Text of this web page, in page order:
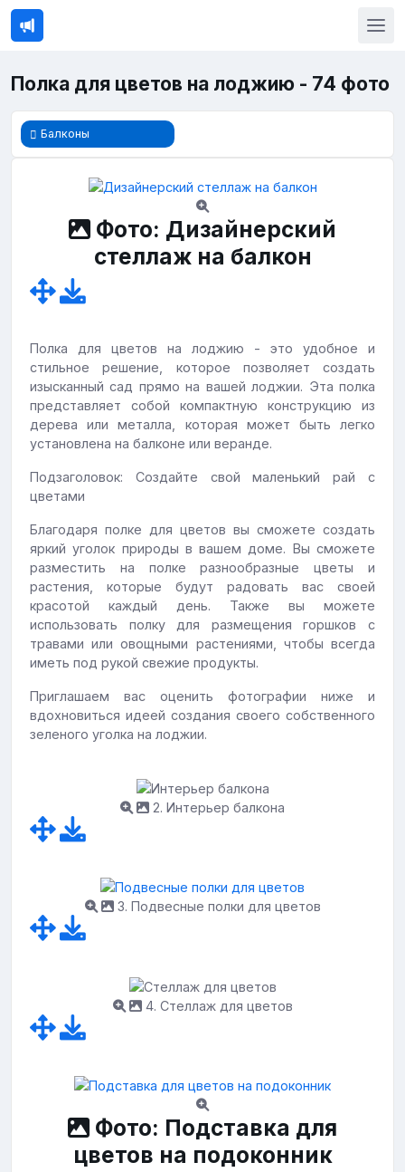
Полка для цветов на лоджию - 74 фото
Балконы
Фото: Дизайнерский
стеллаж на балкон
Полка для цветов на лоджию - это удобное и
стильное решение, которое позволяет создать
изысканный сад прямо на вашей лоджии. Эта полка
представляет собой компактную конструкцию из
дерева или металла, которая может быть легко
установлена на балконе или веранде.
Подзаголовок: Создайте свой маленький рай с
цветами
Благодаря полке для цветов вы сможете создать
яркий уголок природы в вашем доме. Вы сможете
разместить на полке разнообразные цветы и
растения, которые будут радовать вас своей
красотой каждый день. Также вы можете
использовать полку для размещения горшков с
травами или овощными растениями, чтобы всегда
иметь под рукой свежие продукты.
Приглашаем вас оценить фотографии ниже и
вдохновиться идеей создания своего собственного
зеленого уголка на лоджии.
2. Интерьер балкона
3. Подвесные полки для цветов
4. Стеллаж для цветов
Фото: Подставка для
цветов на подоконник